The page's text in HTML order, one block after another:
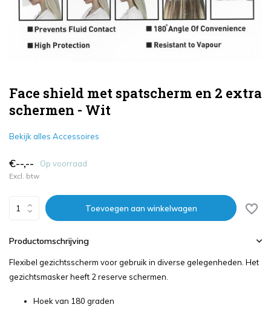
Face shield met spatscherm en 2 extra
schermen - Wit
Bekijk alles Accessoires
€--,-- Op voorraad
Excl. btw
Toevoegen aan winkelwagen
Productomschrijving
Flexibel gezichtsscherm voor gebruik in diverse gelegenheden. Het
gezichtsmasker heeft 2 reserve schermen.
Hoek van 180 graden